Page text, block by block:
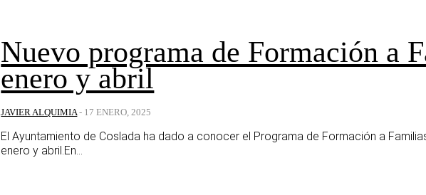
Nuevo programa de Formación a
enero y abril
JAVIER ALQUIMIA - 17 ENERO, 2025
El Ayuntamiento de Coslada ha dado a conocer el Programa de Formación a
enero y abril.En...